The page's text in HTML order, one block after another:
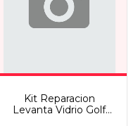
Kit Reparacion
Levanta Vidrio Golf